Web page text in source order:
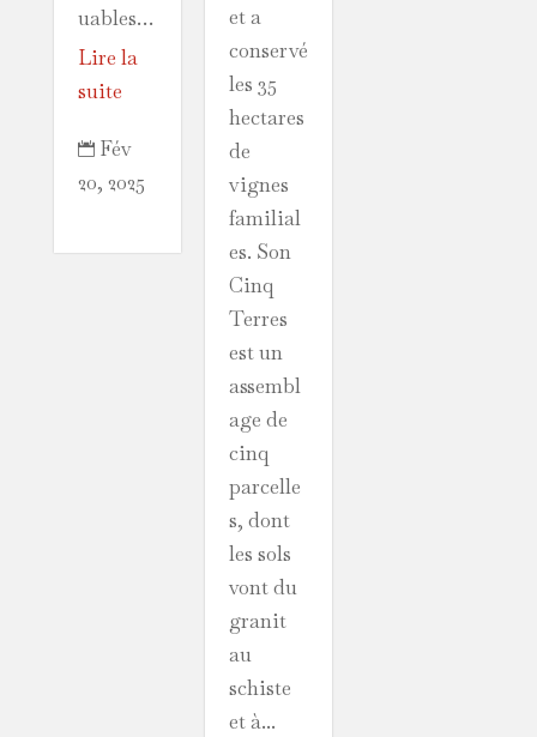
et a
conservé
les 35
hectares
de
vignes
familial
es. Son
Cinq
Terres
est un
assembl
age de
cinq
parcelle
s, dont
les sols
vont du
granit
au
schiste
et à...
uables…
Lire la
suite
 Fév
20, 2025